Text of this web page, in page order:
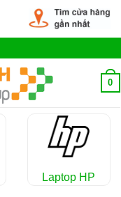
0
Laptop HP